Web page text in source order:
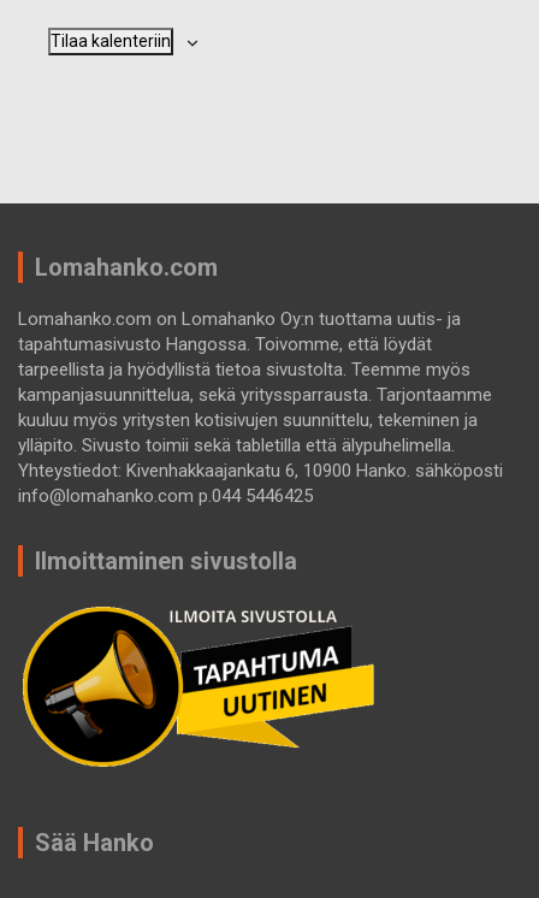
a
h
Tilaa kalenteriin
Lomahanko.com
Lomahanko.com on Lomahanko Oy:n tuottama uutis- ja
tapahtumasivusto Hangossa. Toivomme, että löydät
tarpeellista ja hyödyllistä tietoa sivustolta. Teemme myös
kampanjasuunnittelua, sekä yrityssparrausta. Tarjontaamme
kuuluu myös yritysten kotisivujen suunnittelu, tekeminen ja
ylläpito. Sivusto toimii sekä tabletilla että älypuhelimella.
Yhteystiedot: Kivenhakkaajankatu 6, 10900 Hanko. sähköposti
info@lomahanko.com p.044 5446425
Ilmoittaminen sivustolla
Sää Hanko